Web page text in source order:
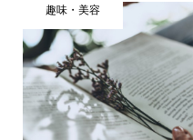
趣味・美容